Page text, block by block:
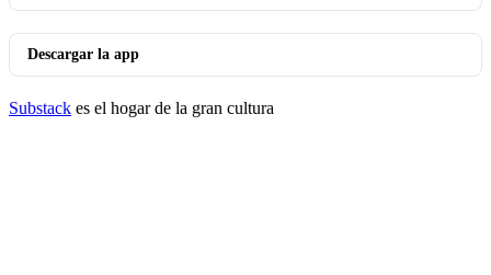
Descargar la app
Substack es el hogar de la gran cultura